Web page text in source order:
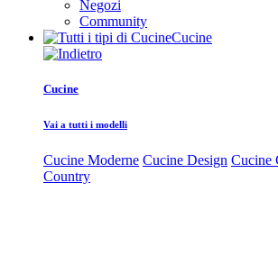
Negozi
Community
Cucine
Cucine
Vai a tutti i modelli
Cucine Moderne Cucine Design Cucine
Country